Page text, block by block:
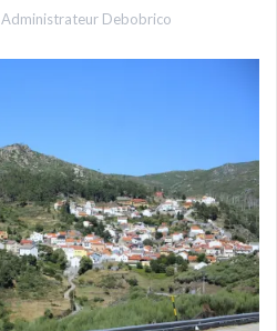
Administrateur Debobrico